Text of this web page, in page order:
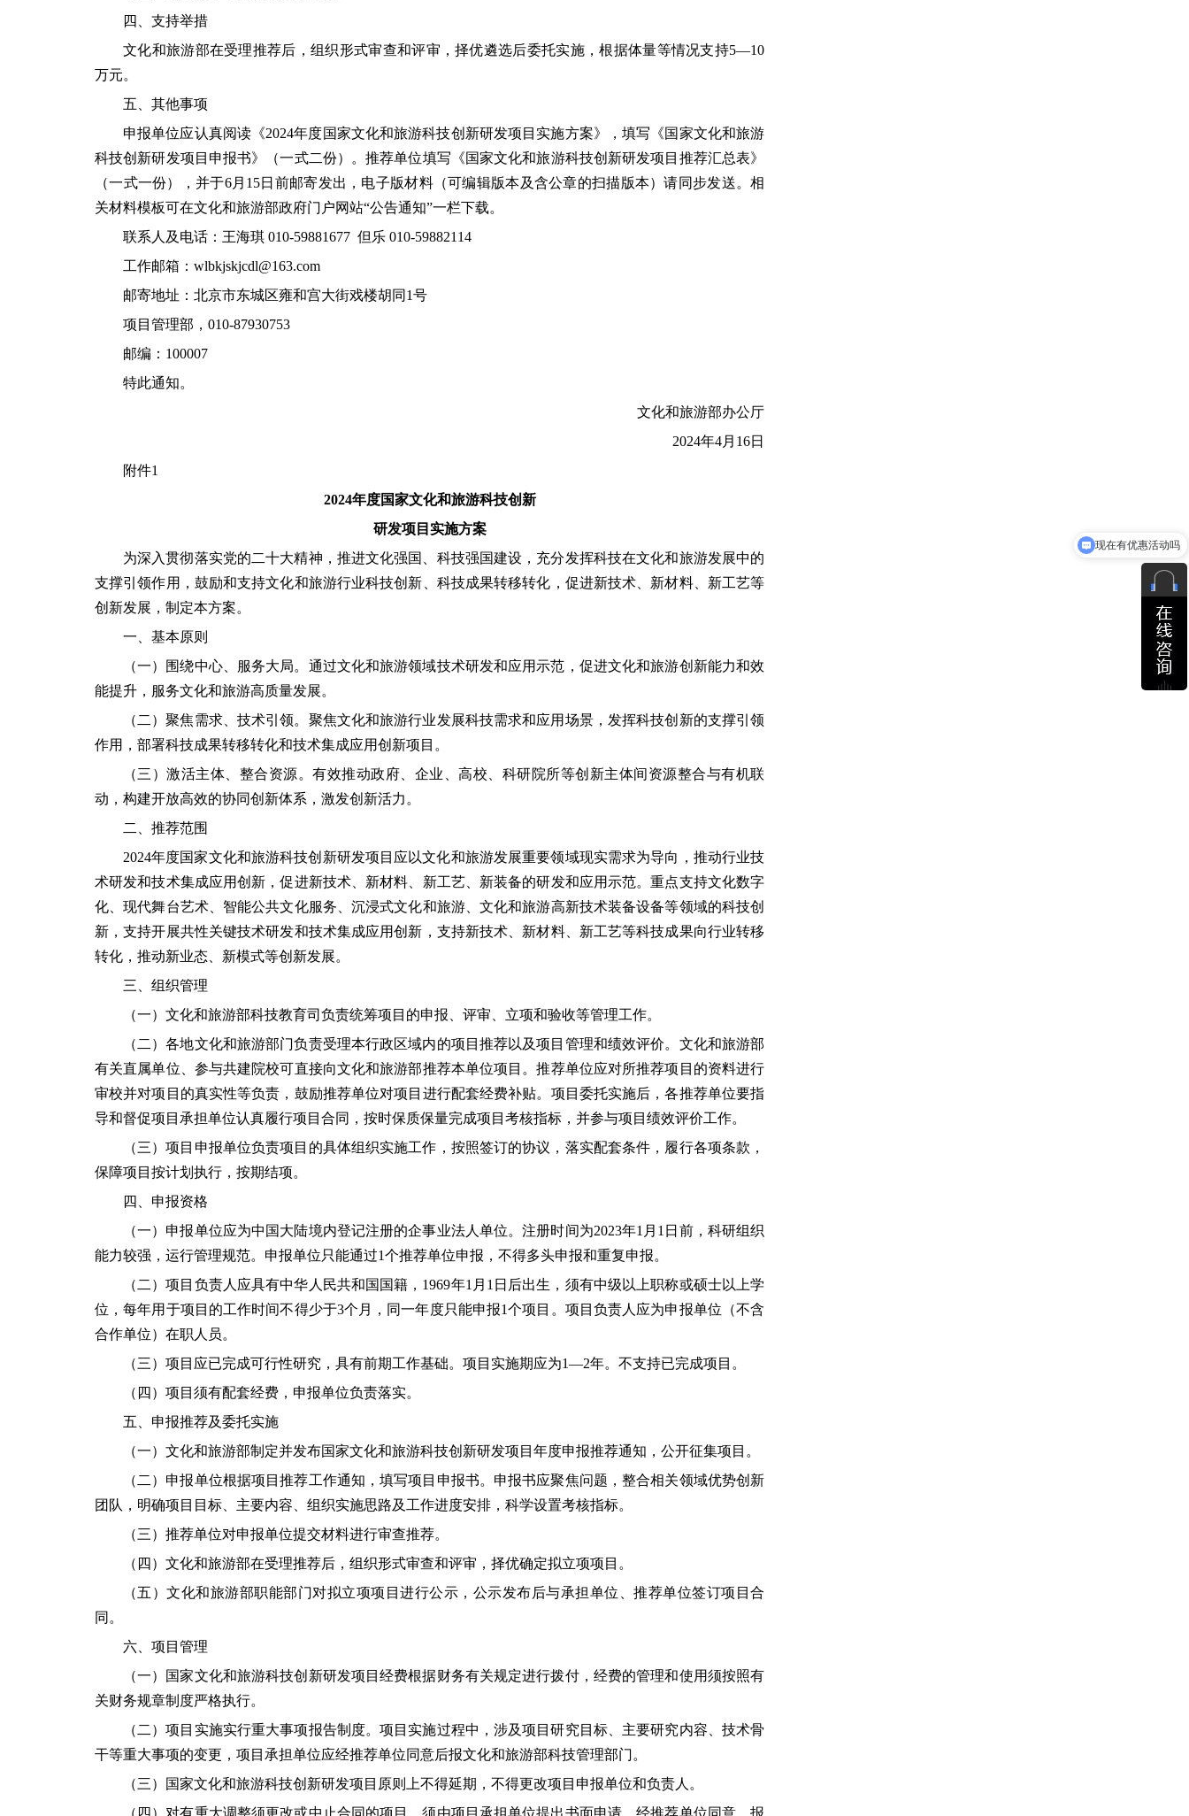
四、支持举措
文化和旅游部在受理推荐后，组织形式审查和评审，择优遴选后委托实施，根据体量等情况支持5—10
万元。
五、其他事项
申报单位应认真阅读《2024年度国家文化和旅游科技创新研发项目实施方案》，填写《国家文化和旅游
科技创新研发项目申报书》（一式二份）。推荐单位填写《国家文化和旅游科技创新研发项目推荐汇总表》
（一式一份），并于6月15日前邮寄发出，电子版材料（可编辑版本及含公章的扫描版本）请同步发送。相
关材料模板可在文化和旅游部政府门户网站“公告通知”一栏下载。
联系人及电话：王海琪 010-59881677 但乐 010-59882114
工作邮箱：wlbkjskjcdl@163.com
邮寄地址：北京市东城区雍和宫大街戏楼胡同1号
项目管理部，010-87930753
邮编：100007
特此通知。
文化和旅游部办公厅
2024年4月16日
附件1
2024年度国家文化和旅游科技创新
研发项目实施方案
为深入贯彻落实党的二十大精神，推进文化强国、科技强国建设，充分发挥科技在文化和旅游发展中的
支撑引领作用，鼓励和支持文化和旅游行业科技创新、科技成果转移转化，促进新技术、新材料、新工艺等
创新发展，制定本方案。
一、基本原则
（一）围绕中心、服务大局。通过文化和旅游领域技术研发和应用示范，促进文化和旅游创新能力和效
能提升，服务文化和旅游高质量发展。
（二）聚焦需求、技术引领。聚焦文化和旅游行业发展科技需求和应用场景，发挥科技创新的支撑引领
作用，部署科技成果转移转化和技术集成应用创新项目。
（三）激活主体、整合资源。有效推动政府、企业、高校、科研院所等创新主体间资源整合与有机联
动，构建开放高效的协同创新体系，激发创新活力。
二、推荐范围
2024年度国家文化和旅游科技创新研发项目应以文化和旅游发展重要领域现实需求为导向，推动行业技
术研发和技术集成应用创新，促进新技术、新材料、新工艺、新装备的研发和应用示范。重点支持文化数字
化、现代舞台艺术、智能公共文化服务、沉浸式文化和旅游、文化和旅游高新技术装备设备等领域的科技创
新，支持开展共性关键技术研发和技术集成应用创新，支持新技术、新材料、新工艺等科技成果向行业转移
转化，推动新业态、新模式等创新发展。
三、组织管理
（一）文化和旅游部科技教育司负责统筹项目的申报、评审、立项和验收等管理工作。
（二）各地文化和旅游部门负责受理本行政区域内的项目推荐以及项目管理和绩效评价。文化和旅游部
有关直属单位、参与共建院校可直接向文化和旅游部推荐本单位项目。推荐单位应对所推荐项目的资料进行
审校并对项目的真实性等负责，鼓励推荐单位对项目进行配套经费补贴。项目委托实施后，各推荐单位要指
导和督促项目承担单位认真履行项目合同，按时保质保量完成项目考核指标，并参与项目绩效评价工作。
（三）项目申报单位负责项目的具体组织实施工作，按照签订的协议，落实配套条件，履行各项条款，
保障项目按计划执行，按期结项。
四、申报资格
（一）申报单位应为中国大陆境内登记注册的企事业法人单位。注册时间为2023年1月1日前，科研组织
能力较强，运行管理规范。申报单位只能通过1个推荐单位申报，不得多头申报和重复申报。
（二）项目负责人应具有中华人民共和国国籍，1969年1月1日后出生，须有中级以上职称或硕士以上学
位，每年用于项目的工作时间不得少于3个月，同一年度只能申报1个项目。项目负责人应为申报单位（不含
合作单位）在职人员。
（三）项目应已完成可行性研究，具有前期工作基础。项目实施期应为1—2年。不支持已完成项目。
（四）项目须有配套经费，申报单位负责落实。
五、申报推荐及委托实施
（一）文化和旅游部制定并发布国家文化和旅游科技创新研发项目年度申报推荐通知，公开征集项目。
（二）申报单位根据项目推荐工作通知，填写项目申报书。申报书应聚焦问题，整合相关领域优势创新
团队，明确项目目标、主要内容、组织实施思路及工作进度安排，科学设置考核指标。
（三）推荐单位对申报单位提交材料进行审查推荐。
（四）文化和旅游部在受理推荐后，组织形式审查和评审，择优确定拟立项项目。
（五）文化和旅游部职能部门对拟立项项目进行公示，公示发布后与承担单位、推荐单位签订项目合
同。
六、项目管理
（一）国家文化和旅游科技创新研发项目经费根据财务有关规定进行拨付，经费的管理和使用须按照有
关财务规章制度严格执行。
（二）项目实施实行重大事项报告制度。项目实施过程中，涉及项目研究目标、主要研究内容、技术骨
干等重大事项的变更，项目承担单位应经推荐单位同意后报文化和旅游部科技管理部门。
（三）国家文化和旅游科技创新研发项目原则上不得延期，不得更改项目申报单位和负责人。
（四）对有重大调整须更改或中止合同的项目，须由项目承担单位提出书面申请，经推荐单位同意，报
可以介绍下你们的产品么